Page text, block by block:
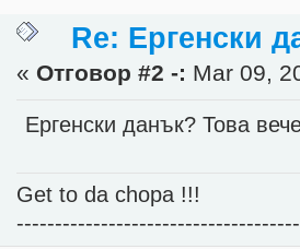
Re: Ергенски
« Отговор #2 -: Mar 09,
Ергенски данък? Това
Get to da chopa !!!